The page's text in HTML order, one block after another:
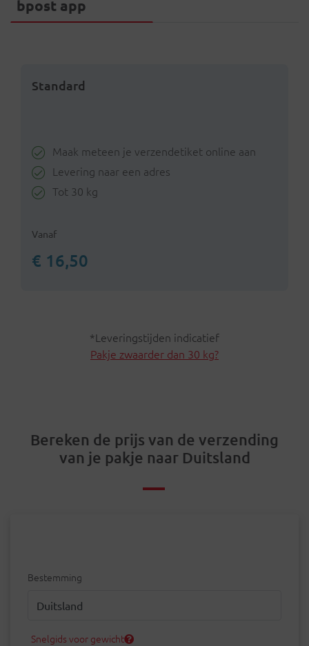
bpost app
Standard
Maak meteen je verzendetiket online aan
Levering naar een adres
Tot 30 kg
Vanaf
€ 16,50
*Leveringstijden indicatief
Pakje zwaarder dan 30 kg?
Bereken de prijs van de verzending
van je pakje naar Duitsland
Bestemming
Snelgids voor gewicht